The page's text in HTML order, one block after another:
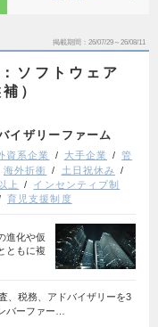
掲載期間 26/07/29～26/08/11
ソフトウェア
）
イザリーファーム
資系企業 大手企業
管
海外折衝
土日祝休み
上
インセンティブ制
育児支援制度
進化や仮
ともに複
、税務、アドバイザリーを3
バーファー…